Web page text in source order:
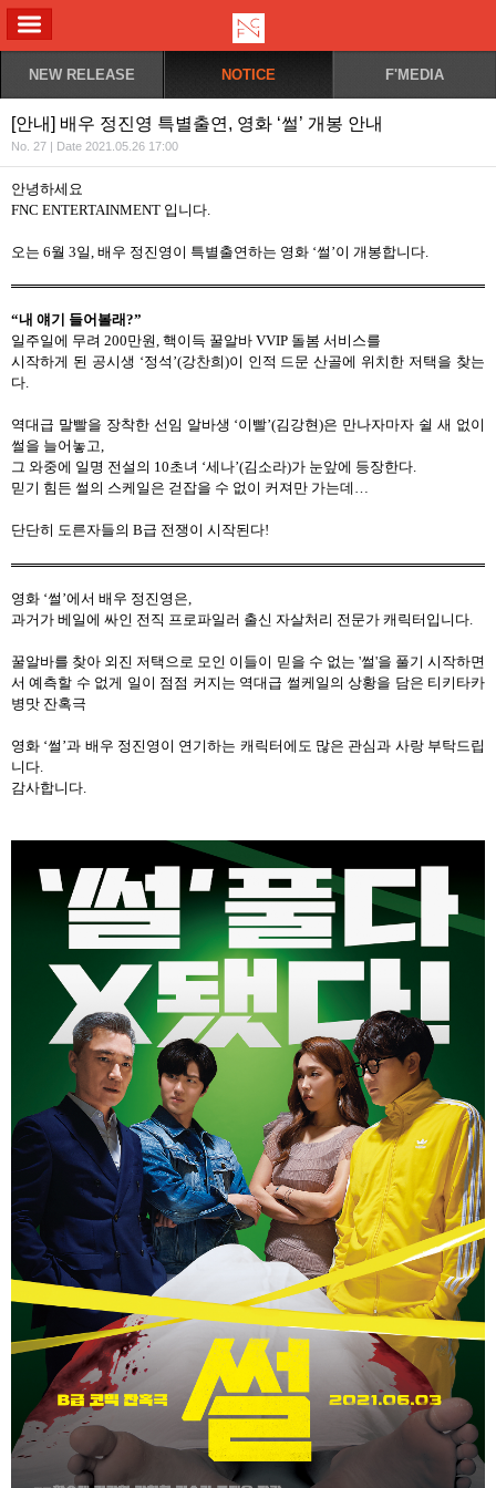
NEW RELEASE NOTICE F'MEDIA
[안내] 배우 정진영 특별출연, 영화 ‘썰’ 개봉 안내
No. 27 | Date 2021.05.26 17:00
안녕하세요
FNC ENTERTAINMENT 입니다.
오는 6월 3일, 배우 정진영이 특별출연하는 영화 ‘썰 ’이 개봉합니다.
“내 얘기 들어볼래?”
일주일에 무려 200만원, 핵이득 꿀알바 VVIP 돌봄 서비스를
시작하게 된 공시생 ‘정석 ’(강찬희)이 인적 드문 산골에 위치한 저택을 찾는
다.
역대급 말빨을 장착한 선임 알바생 ‘이빨’(김강현)은 만나자마자 쉴 새 없이
썰을 늘어놓고,
그 와중에 일명 전설의 10초녀 ‘세나’(김소라)가 눈앞에 등장한다.
믿기 힘든 썰의 스케일은 걷잡을 수 없이 커져만 가는데 …
단단히 도른자들의 B급 전쟁이 시작된다!
영화 ‘썰 ’에서 배우 정진영은
과거가 베일에 싸인 전직 프로파일러 출신 자살처리 전문가 캐릭터입니다
꿀알바를 찾아 외진 저택으로 모인 이들이 믿을 수 없는 '썰'을 풀기 시작하면
서 예측할 수 없게 일이 점점 커지는 역대급 썰케일의 상황을 담은 티키타카
병맛 잔혹극
영화 ‘썰 ’과 배우 정진영이 연기하는 캐릭터에도 많은 관심과 사랑 부탁드립
니다
감사합니다